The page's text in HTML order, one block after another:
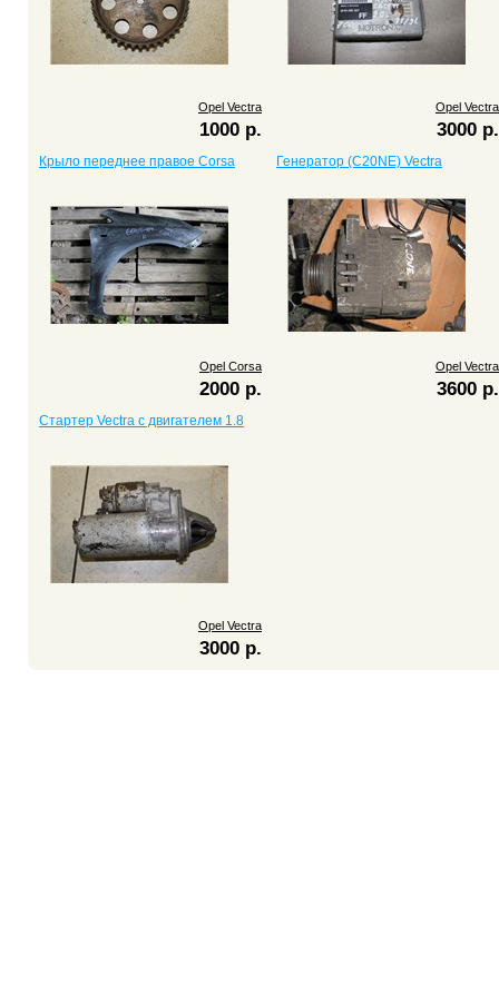
Opel Vectra
1000 р.
Opel Vectra
3000 р.
Крыло переднее правое Corsa
Opel Corsa
2000 р.
Генератор (C20NE) Vectra
Opel Vectra
3600 р.
Стартер Vectra c двигателем 1.8
Opel Vectra
3000 р.